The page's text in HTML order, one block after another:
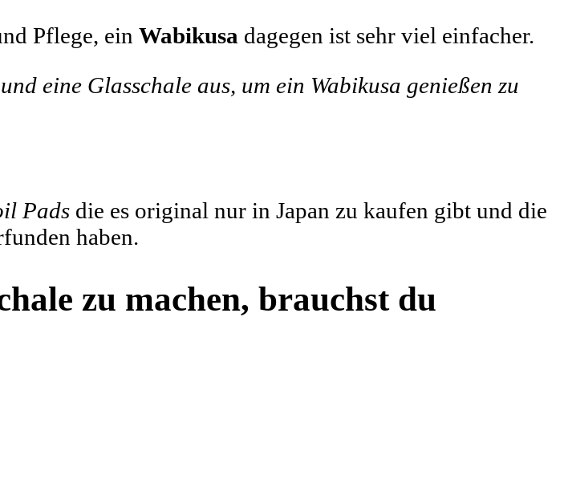
Pflege, ein Wabikusa dagegen ist sehr viel einfacher.
eine Glasschale aus, um ein Wabikusa genießen zu
Pads die es original nur in Japan zu kaufen gibt und die
haben.
zu machen, brauchst du